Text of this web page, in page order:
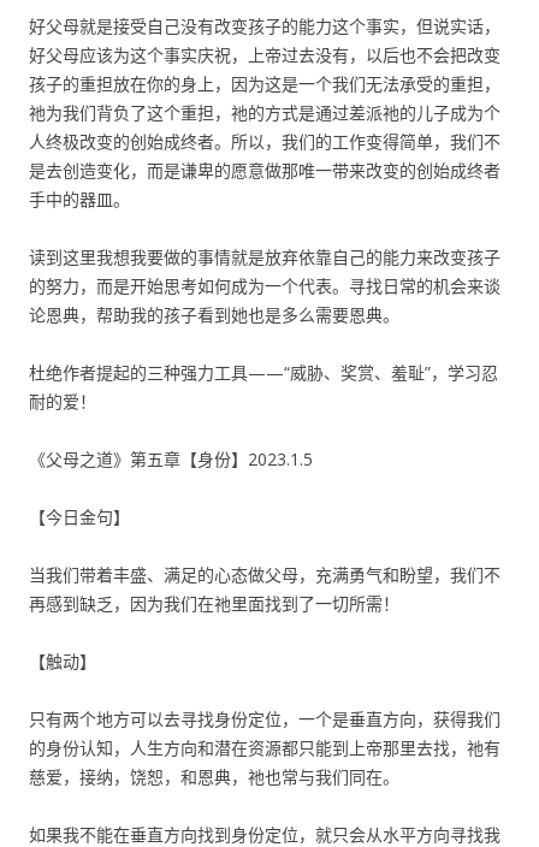
好父母就是接受自己没有改变孩子的能力这个事实，但说实话，
好父母应该为这个事实庆祝，上帝过去没有，以后也不会把改变
孩子的重担放在你的身上，因为这是一个我们无法承受的重担，
祂为我们背负了这个重担，祂的方式是通过差派祂的儿子成为个
人终极改变的创始成终者。所以，我们的工作变得简单，我们不
是去创造变化，而是谦卑的愿意做那唯一带来改变的创始成终者
手中的器皿。
读到这里我想我要做的事情就是放弃依靠自己的能力来改变孩子
的努力，而是开始思考如何成为一个代表。寻找日常的机会来谈
论恩典，帮助我的孩子看到她也是多么需要恩典。
杜绝作者提起的三种强力工具——“威胁、奖赏、羞耻”，学习忍
耐的爱！
《父母之道》第五章【身份】2023.1.5
【今日金句】
当我们带着丰盛、满足的心态做父母，充满勇气和盼望，我们不
再感到缺乏，因为我们在祂里面找到了一切所需！
【触动】
只有两个地方可以去寻找身份定位，一个是垂直方向，获得我们
的身份认知，人生方向和潜在资源都只能到上帝那里去找，祂有
慈爱，接纳，饶恕，和恩典，祂也常与我们同在。
如果我不能在垂直方向找到身份定位，就只会从水平方向寻找我